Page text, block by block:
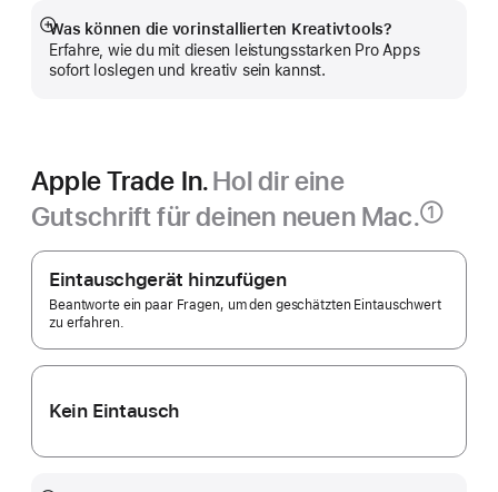
Was können die vorinstallierten Kreativtools?
Erfahre, wie du mit diesen leistungsstarken Pro Apps
sofort loslegen und kreativ sein kannst.
Mehr
anzeigen
Apple Trade In.Hol dir eine
Gutschrift für deinen neuen Mac.①
Apple
Trade In.
Eintauschgerät hinzufügen
Beantworte ein paar Fragen, um den geschätzten Eintauschwert
zu erfahren.
Kein Eintausch